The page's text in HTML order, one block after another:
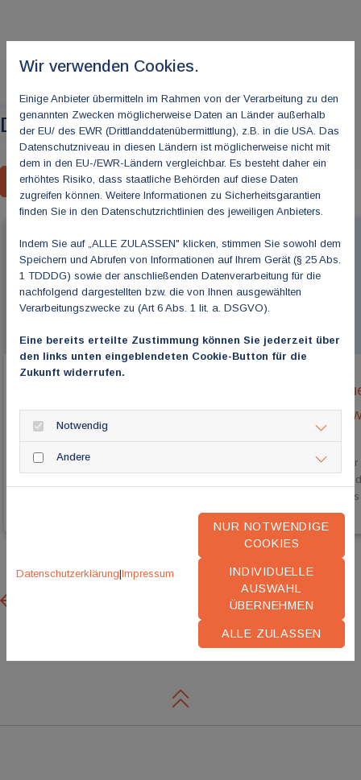
Das könnte Sie auch interessieren
ZURÜCK ZUR ÜBERSICHT
GKV-Leistungskürzungsgesetz
13. Juli 2026
Dieses Gesetz ist keine Gesundheits-Reform,
und Dr.
08. Juli 2026
Die Zahl
steigt zwar,
bestehen:
Wir verwenden Cookies.
Einige Anbieter übermitteln im Rahmen von der Verarbeitung zu den
genannten Zwecken möglicherweise Daten an Länder außerhalb
der EU/ des EWR (Drittlanddatenübermittlung), z.B. in die USA. Das
Datenschutzniveau in diesen Ländern ist möglicherweise nicht mit
dem in den EU-/EWR-Ländern vergleichbar. Es besteht daher ein
erhöhtes Risiko, dass staatliche Behörden auf diese Daten
zugreifen können. Weitere Informationen zu Sicherheitsgarantien
finden Sie in den Datenschutzrichtlinien des jeweiligen Anbieters.
Indem Sie auf „ALLE ZULASSEN" klicken, stimmen Sie sowohl dem
Speichern und Abrufen von Informationen auf Ihrem Gerät (§ 25 Abs.
1 TDDDG) sowie der anschließenden Datenverarbeitung für die
nachfolgend dargestellten bzw. die von Ihnen ausgewählten
Verarbeitungszwecke zu (Art 6 Abs. 1 lit. a. DSGVO).
Eine bereits erteilte Zustimmung können Sie jederzeit über
den links unten eingeblendeten Cookie-Button für die
Zukunft widerrufen.
Notwendig
Andere
Datenschutzerklärung|Impressum
NUR NOTWENDIGE
COOKIES
INDIVIDUELLE
AUSWAHL
ÜBERNEHMEN
ALLE ZULASSEN